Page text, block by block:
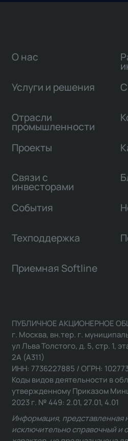
О нас
Услуги и решения
Отрасли
промышленности
Проекты
Связи с
инвесторами
События
Техподдержка
Приемная Softline
ПУБЛИЧНОЕ АКЦИОНЕРНОЕ
г. Москва, вн.тер. г.
ул Льва Толстого, д. 5, стр. 1,
2А (А311)
ИНН: 7736227885 / ОГРН:
Коды видов деятельности в
утвержденному Приказом
2023 г. № 449: 2.01, 27.01, 4.01
Информация, представленная
исключительно справочный и